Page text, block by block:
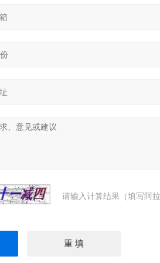
请输入计算结果（填写阿